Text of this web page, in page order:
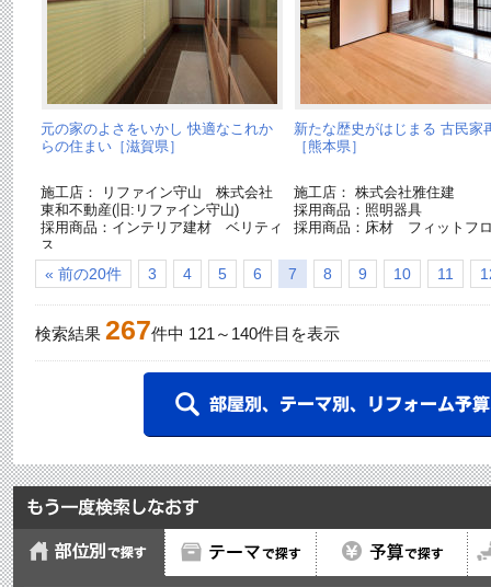
元の家のよさをいかし 快適なこれか
らの住まい［滋賀県］
施工店： リファイン守山 株式会社
東和不動産(旧:リファイン守山)
採用商品：インテリア建材 ベリティ
ス
採用商品：玄関収納 コンポリア
新たな歴史がはじまる 古民家
［熊本県］
施工店： 株式会社雅住建
採用商品：照明器具
採用商品：床材 フィットフ
« 前の20件 3 4 5 6 7 8 9 10 11
検索結果 267件中 121 ～ 140件目を表示